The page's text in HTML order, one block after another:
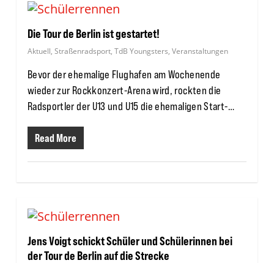
Die Tour de Berlin ist gestartet!
Aktuell, Straßenradsport, TdB Youngsters, Veranstaltungen
Bevor der ehemalige Flughafen am Wochenende
wieder zur Rockkonzert-Arena wird, rockten die
Radsportler der U13 und U15 die ehemaligen Start-…
Read More
Jens Voigt schickt Schüler und Schülerinnen bei
der Tour de Berlin auf die Strecke